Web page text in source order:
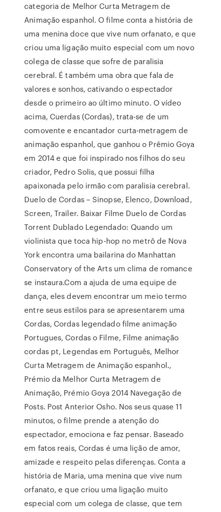
categoria de Melhor Curta Metragem de
Animação espanhol. O filme conta a história de
uma menina doce que vive num orfanato, e que
criou uma ligação muito especial com um novo
colega de classe que sofre de paralisia
cerebral. É também uma obra que fala de
valores e sonhos, cativando o espectador
desde o primeiro ao último minuto. O vídeo
acima, Cuerdas (Cordas), trata-se de um
comovente e encantador curta-metragem de
animação espanhol, que ganhou o Prêmio Goya
em 2014 e que foi inspirado nos filhos do seu
criador, Pedro Solis, que possui filha
apaixonada pelo irmão com paralisia cerebral.
Duelo de Cordas – Sinopse, Elenco, Download,
Screen, Trailer. Baixar Filme Duelo de Cordas
Torrent Dublado Legendado: Quando um
violinista que toca hip-hop no metrô de Nova
York encontra uma bailarina do Manhattan
Conservatory of the Arts um clima de romance
se instaura.Com a ajuda de uma equipe de
dança, eles devem encontrar um meio termo
entre seus estilos para se apresentarem uma
Cordas, Cordas legendado filme animação
Portugues, Cordas o Filme, Filme animação
cordas pt, Legendas em Português, Melhor
Curta Metragem de Animação espanhol.,
Prémio da Melhor Curta Metragem de
Animação, Prémio Goya 2014 Navegação de
Posts. Post Anterior Osho. Nos seus quase 11
minutos, o filme prende a atenção do
espectador, emociona e faz pensar. Baseado
em fatos reais, Cordas é uma lição de amor,
amizade e respeito pelas diferenças. Conta a
história de Maria, uma menina que vive num
orfanato, e que criou uma ligação muito
especial com um colega de classe, que tem